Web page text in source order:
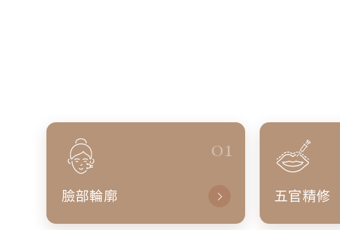
01
臉部輪廓 五官精修